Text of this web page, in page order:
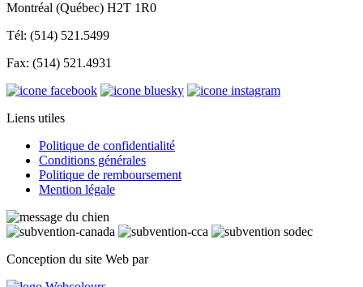
Montréal (Québec) H2T 1R0
Tél: (514) 521.5499
Fax: (514) 521.4931
Liens utiles
Politique de confidentialité
Conditions générales
Politique de remboursement
Mention légale
Conception du site Web par